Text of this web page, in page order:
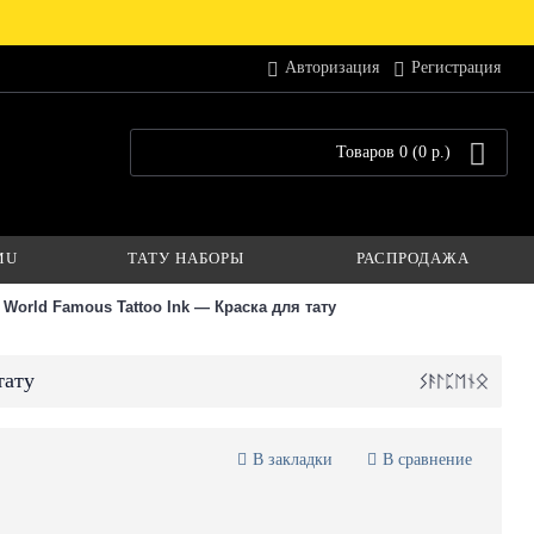
Авторизация Регистрация
Товаров 0 (0 р.)
ТАТУ НАБОРЫ РАСПРОДАЖА
Famous Tattoo Ink — Краска для тату
В закладки В сравнение